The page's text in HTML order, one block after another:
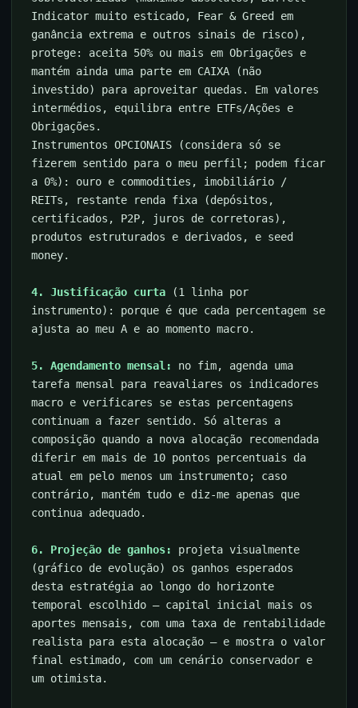
Indicator muito esticado, Fear & Greed em
ganância extrema e outros sinais de risco),
protege: aceita 50% ou mais em Obrigações e
mantém ainda uma parte em CAIXA (não
investido) para aproveitar quedas. Em valores
intermédios, equilibra entre ETFs/Ações e
Obrigações.
Instrumentos OPCIONAIS (considera só se
fizerem sentido para o meu perfil; podem ficar
a 0%): ouro e commodities, imobiliário /
REITs, restante renda fixa (depósitos,
certificados, P2P, juros de corretoras),
produtos estruturados e derivados, e seed
money.
4. Justificação curta (1 linha por
instrumento): porque é que cada percentagem se
ajusta ao meu A e ao momento macro.
5. Agendamento mensal:
no fim, agenda uma
tarefa mensal para reavaliares os indicadores
macro e verificares se estas percentagens
continuam a fazer sentido. Só alteras a
composição quando a nova alocação recomendada
diferir em mais de 10 pontos percentuais da
atual em pelo menos um instrumento; caso
contrário, mantém tudo e diz-me apenas que
continua adequado.
6. Projeção de ganhos:
projeta visualmente
(gráfico de evolução) os ganhos esperados
desta estratégia ao longo do horizonte
temporal escolhido — capital inicial mais os
aportes mensais, com uma taxa de rentabilidade
realista para esta alocação — e mostra o valor
final estimado, com um cenário conservador e
um otimista.